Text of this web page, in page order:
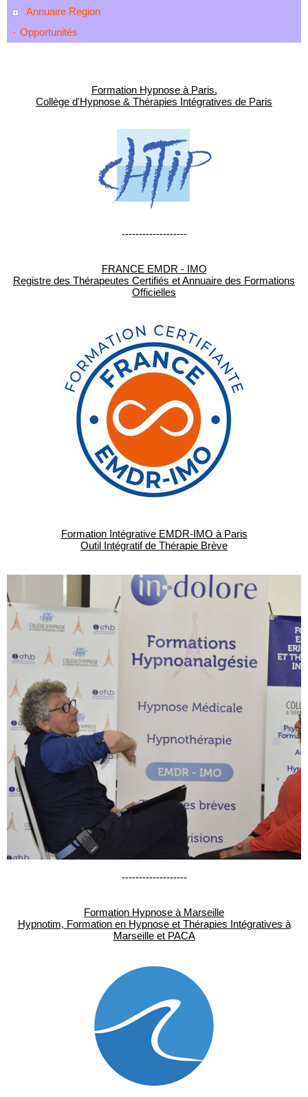
Annuaire Region
Opportunités
Formation Hypnose à Paris.
Collège d'Hypnose & Thérapies Intégratives de Paris
-------------------
FRANCE EMDR - IMO
Registre des Thérapeutes Certifiés et Annuaire des Formations
Officielles
Formation Intégrative EMDR-IMO à Paris
Outil Intégratif de Thérapie Brève
-------------------
Formation Hypnose à Marseille
Hypnotim, Formation en Hypnose et Thérapies Intégratives à
Marseille et PACA